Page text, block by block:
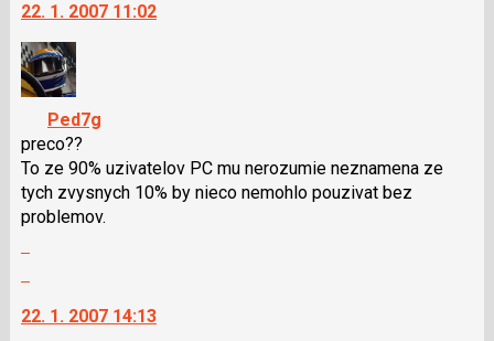
další
nový
názor.
K
navigaci
lze
použít
klávesy
a
P
22. 1. 2007 11:02
Ped7g
preco??
To ze 90% uzivatelov PC mu nerozumie neznamena ze
tych zvysnych 10% by nieco nemohlo pouzivat bez
problemov.
další
22. 1. 2007 14:13